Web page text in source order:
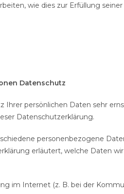
wie dies zur Erfüllung
Datenschutz
Ihrer persönlichen Daten sehr
Datenschutzerklärung.
personenbezogene
erläutert, welche Daten
im Internet (z. B. bei der